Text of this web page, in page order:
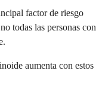
factor de riesgo
todas las personas con
aumenta con estos